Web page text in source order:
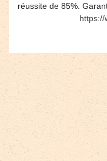
réussite de 85%.
https://